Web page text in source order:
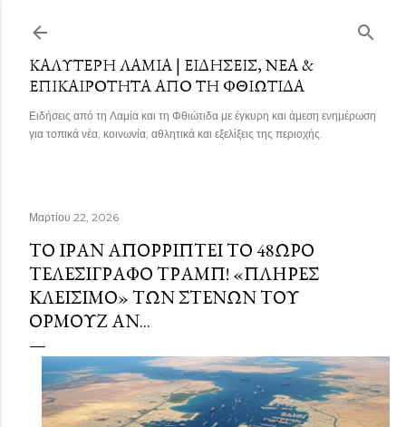
ΚΑΛΎΤΕΡΗ ΛΑΜΊΑ | ΕΙΔΉΣΕΙΣ, ΝΈΑ &
ΕΠΙΚΑΙΡΌΤΗΤΑ ΑΠΌ ΤΗ ΦΘΙΏΤΙΔΑ
Ειδήσεις από τη Λαμία και τη Φθιώτιδα με έγκυρη και άμεση ενημέρωση
για τοπικά νέα, κοινωνία, αθλητικά και εξελίξεις της περιοχής.
Μαρτίου 22, 2026
ΤΟ ΙΡΑΝ ΑΠΟΡΡΊΠΤΕΙ ΤΟ 48ΩΡΟ
ΤΕΛΕΣΊΓΡΑΦΟ ΤΡΑΜΠ! «ΠΛΉΡΕΣ
ΚΛΕΊΣΙΜΟ» ΤΩΝ ΣΤΕΝΏΝ ΤΟΥ
ΟΡΜΟΎΖ ΑΝ...